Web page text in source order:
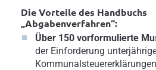
Die Vorteile des Handbuchs
„Abgabenverfahren“:
Über 150 vorformulierte
der Einforderung